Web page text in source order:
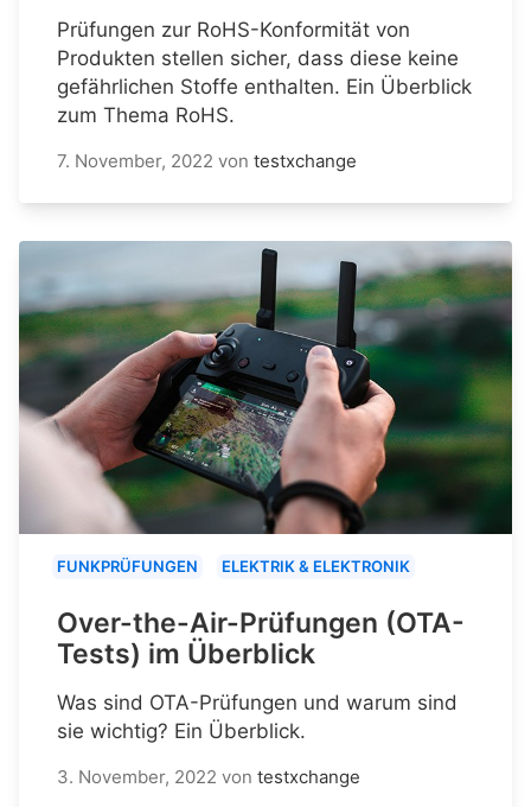
Prüfungen zur RoHS-Konformität von
Produkten stellen sicher, dass diese keine
gefährlichen Stoffe enthalten. Ein Überblick
zum Thema RoHS.
7. November, 2022 von testxchange
FUNKPRÜFUNGEN ELEKTRIK & ELEKTRONIK
Over-the-Air-Prüfungen (OTA-
Tests) im Überblick
Was sind OTA-Prüfungen und warum sind
sie wichtig? Ein Überblick.
3. November, 2022 von testxchange